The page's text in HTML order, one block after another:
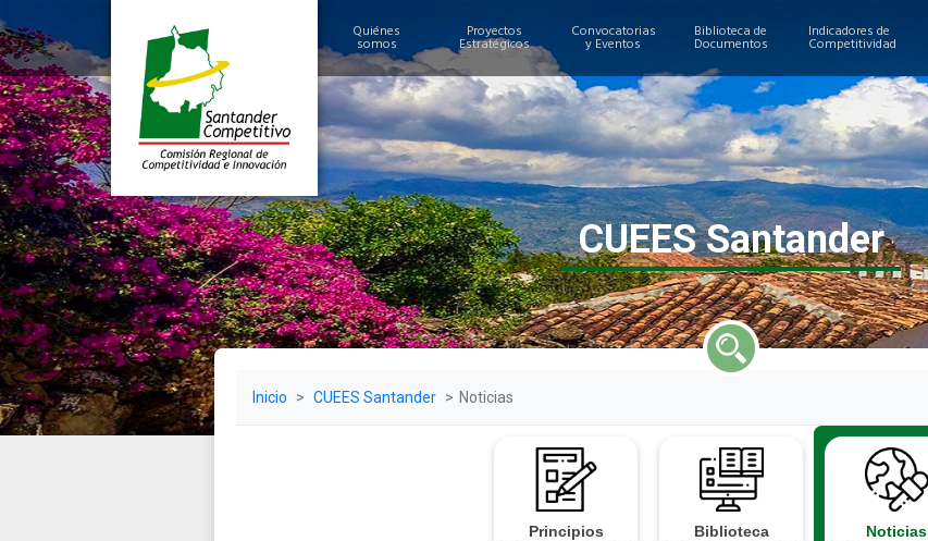
Quiénes
somos
Historia
Alcances y Logros
Miembros
Estructura
Proyectos
Estratégicos
Convocatorias
y Eventos
Biblioteca de
Documentos
Indicadores de
Competitividad
CUEES Santander
Inicio CUEES Santander Noticias
Principios Biblioteca Noticias